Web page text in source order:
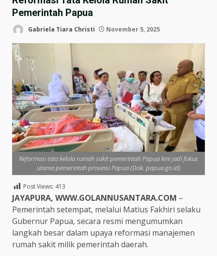
Pemerintah Papua
Gabriela Tiara Christi November 5, 2025
Reformasi tata kelola rumah sakit pemerintah Papua kini jadi fokus
utama pemerintah provinsi Papua (Dok. papua.go.id)
Post Views: 413
JAYAPURA, WWW.GOLANNUSANTARA.COM –
Pemerintah setempat, melalui Matius Fakhiri selaku
Gubernur Papua, secara resmi mengumumkan
langkah besar dalam upaya reformasi manajemen
rumah sakit milik pemerintah daerah.